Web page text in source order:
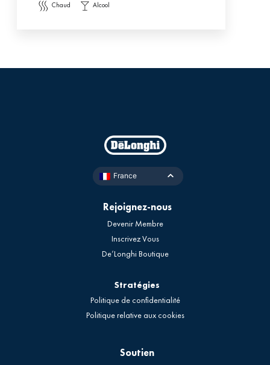
chaud alcool
France
Rejoignez-nous
Devenir Membre
Inscrivez Vous
De’Longhi Boutique
Stratégies
Politique de confidentialité
Politique relative aux cookies
Soutien